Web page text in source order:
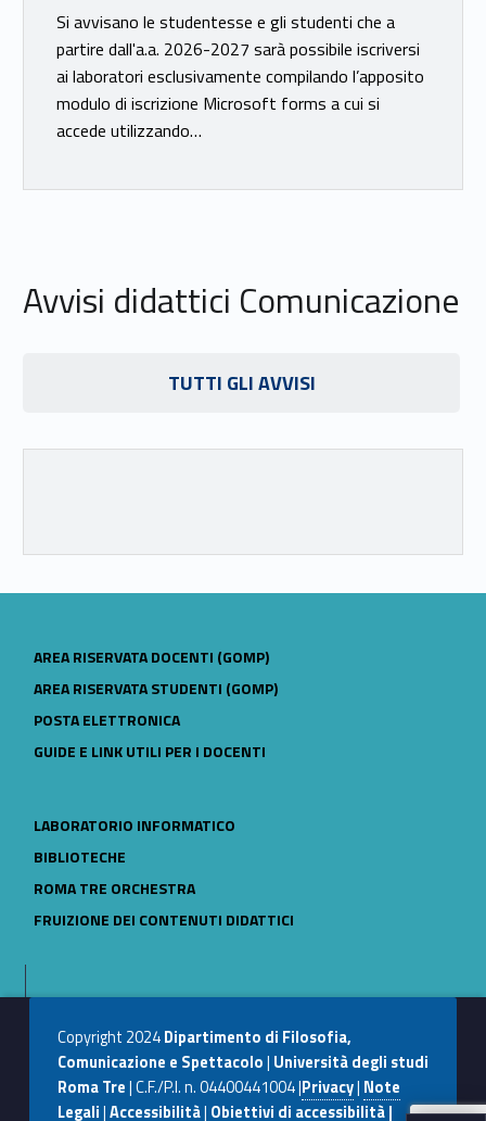
Si avvisano le studentesse e gli studenti che a
partire dall'a.a. 2026-2027 sarà possibile iscriversi
ai laboratori esclusivamente compilando l’apposito
modulo di iscrizione Microsoft forms a cui si
accede utilizzando…
Avvisi didattici Comunicazione
TUTTI GLI AVVISI
Link identifier #identifier__174554-23
LINK IDENTIFIER #IDENTIFIER__90343-24
AREA RISERVATA DOCENTI (GOMP)
LINK IDENTIFIER #IDENTIFIER__10053-25
AREA RISERVATA STUDENTI (GOMP)
LINK IDENTIFIER #IDENTIFIER__173048-26
POSTA ELETTRONICA
LINK IDENTIFIER #IDENTIFIER__110229-27
GUIDE E LINK UTILI PER I DOCENTI
LINK IDENTIFIER #IDENTIFIER__25954-28
LABORATORIO INFORMATICO
LINK IDENTIFIER #IDENTIFIER__155125-29
BIBLIOTECHE
LINK IDENTIFIER #IDENTIFIER__185705-30
ROMA TRE ORCHESTRA
LINK IDENTIFIER #IDENTIFIER__110843-31
FRUIZIONE DEI CONTENUTI DIDATTICI
Skip back to navigation
Copyright 2024Dipartimento di Filosofia,
Comunicazione e Spettacolo| Università degli studi
Roma Tre| C.F./P.I. n. 04400441004 |Privacy| Note
Legali|Accessibilità| Obiettivi di accessibilità |